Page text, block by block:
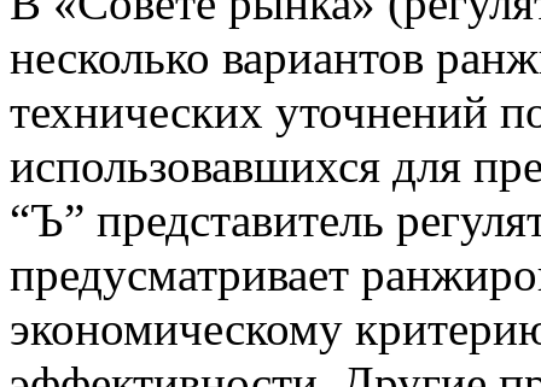
несколько вариантов
технических уточнений
использовавшихся для
“Ъ” представитель
предусматривает
экономическому